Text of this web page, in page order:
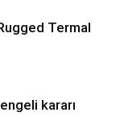
Termal
kararı